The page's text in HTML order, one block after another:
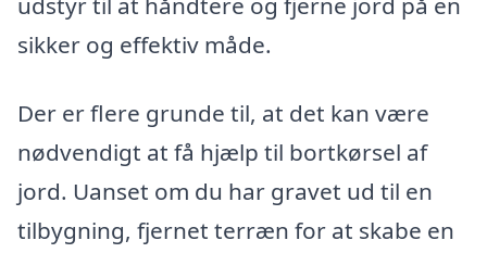
sikker og effektiv måde.
Der er flere grunde til, at det kan være
nødvendigt at få hjælp til bortkørsel af
jord. Uanset om du har gravet ud til en
tilbygning, fjernet terræn for at skabe en